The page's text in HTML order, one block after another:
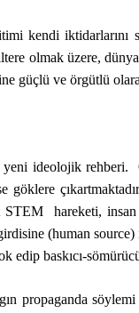
kendi
olmak üzere,
güçlü ve örgütlü
yeni ideolojik
göklere
hareketi,
girdisine (human
baskıcı-
propaganda